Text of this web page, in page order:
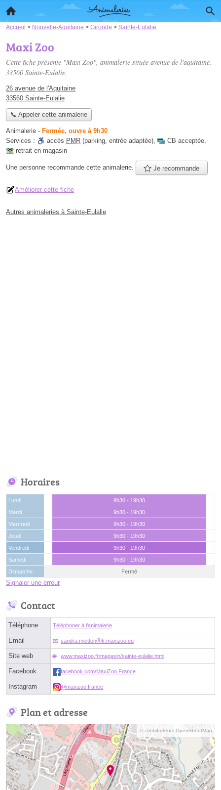
Accueil > Nouvelle-Aquitaine > Gironde > Sainte-Eulalie
Maxi Zoo
Cette fiche présente "Maxi Zoo", animalerie située avenue de l'aquitaine,
33560 Sainte-Eulalie.
26 avenue de l'Aquitaine
33560 Sainte-Eulalie
📞 Appeler cette animalerie
Animalerie - Fermée, ouvre à 9h30
Services :
accès PMR (parking, entrée adaptée), CB acceptée,
retrait en magasin
Une personne recommande cette animalerie. Je recommande
Améliorer cette fiche
Autres animaleries à Sainte-Eulalie
Horaires
Lundi
9h30 - 19h30
Mardi
9h30 - 19h30
Mercredi
9h30 - 19h30
Jeudi
9h30 - 19h30
Vendredi
9h30 - 19h30
Samedi
9h30 - 19h30
Dimanche
Fermé
Signaler une erreur
Contact
Téléphone Téléphoner à l'animalerie
Email sandra.miettonⓐfr.maxizoo.eu
Site web www.maxizoo.fr/magasin/sainte-eulalie.html
Facebook facebook.com/MaxiZoo.France
Instagram @maxizoo.france
Plan et adresse
© contributeurs OpenStreetMap